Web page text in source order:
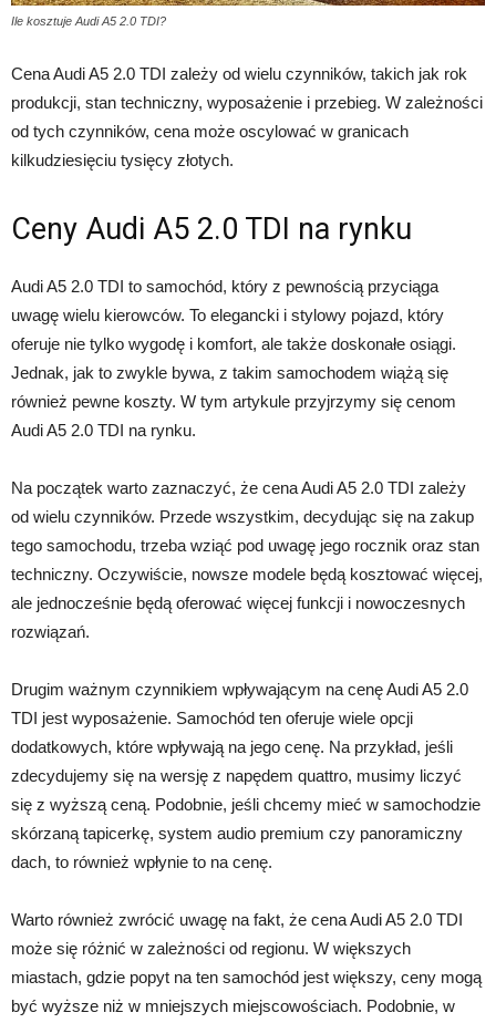
Ile kosztuje Audi A5 2.0 TDI?
Cena Audi A5 2.0 TDI zależy od wielu czynników, takich jak rok
produkcji, stan techniczny, wyposażenie i przebieg. W zależności
od tych czynników, cena może oscylować w granicach
kilkudziesięciu tysięcy złotych.
Ceny Audi A5 2.0 TDI na rynku
Audi A5 2.0 TDI to samochód, który z pewnością przyciąga
uwagę wielu kierowców. To elegancki i stylowy pojazd, który
oferuje nie tylko wygodę i komfort, ale także doskonałe osiągi.
Jednak, jak to zwykle bywa, z takim samochodem wiążą się
również pewne koszty. W tym artykule przyjrzymy się cenom
Audi A5 2.0 TDI na rynku.
Na początek warto zaznaczyć, że cena Audi A5 2.0 TDI zależy
od wielu czynników. Przede wszystkim, decydując się na zakup
tego samochodu, trzeba wziąć pod uwagę jego rocznik oraz stan
techniczny. Oczywiście, nowsze modele będą kosztować więcej,
ale jednocześnie będą oferować więcej funkcji i nowoczesnych
rozwiązań.
Drugim ważnym czynnikiem wpływającym na cenę Audi A5 2.0
TDI jest wyposażenie. Samochód ten oferuje wiele opcji
dodatkowych, które wpływają na jego cenę. Na przykład, jeśli
zdecydujemy się na wersję z napędem quattro, musimy liczyć
się z wyższą ceną. Podobnie, jeśli chcemy mieć w samochodzie
skórzaną tapicerkę, system audio premium czy panoramiczny
dach, to również wpłynie to na cenę.
Warto również zwrócić uwagę na fakt, że cena Audi A5 2.0 TDI
może się różnić w zależności od regionu. W większych
miastach, gdzie popyt na ten samochód jest większy, ceny mogą
być wyższe niż w mniejszych miejscowościach. Podobnie, w